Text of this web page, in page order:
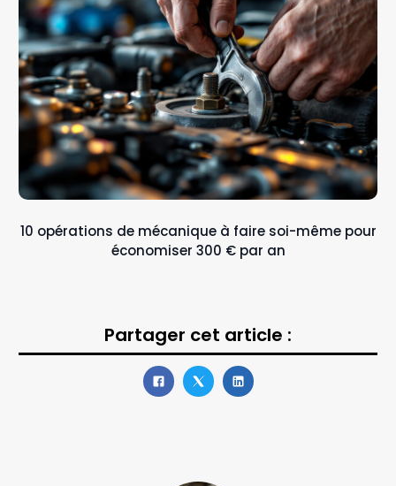
10 opérations de mécanique à faire soi-même pour
économiser 300 € par an
Partager cet article :